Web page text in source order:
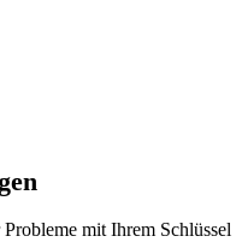
mit Ihrem Schlüssel